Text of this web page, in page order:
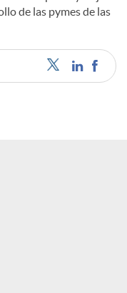
de las pymes de las